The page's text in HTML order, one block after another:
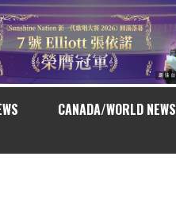
CANADA/WORLD NEWS